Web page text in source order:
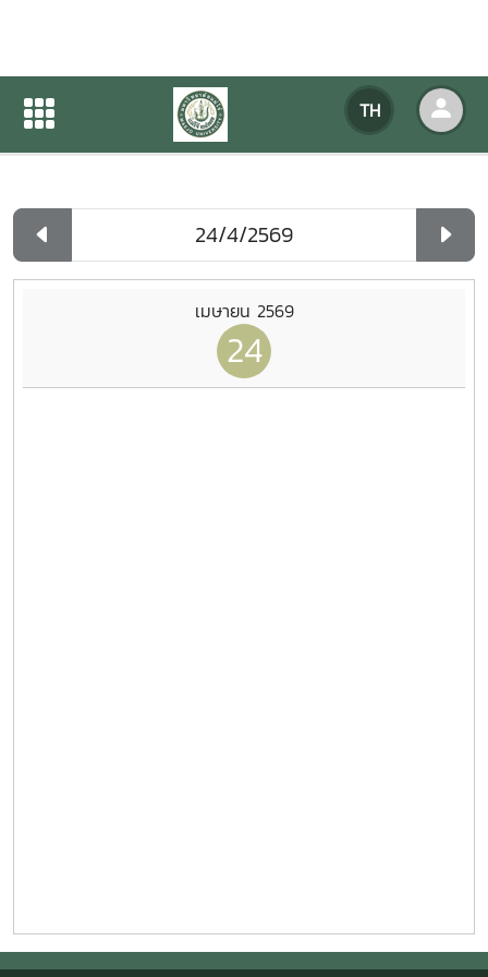
TH
ปฏิทินกิจกรรมของหน่วยงาน
ปฏิทินกิจกรรมของหน่วยงาน
เมษายน 2569
24